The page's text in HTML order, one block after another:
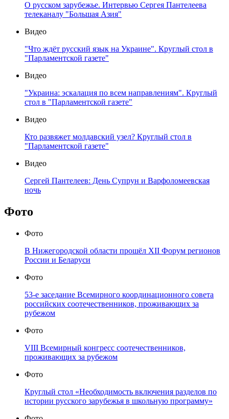
О русском зарубежье. Интервью Сергея Пантелеева
телеканалу "Большая Азия"
Видео
"Что ждёт русский язык на Украине". Круглый стол в
"Парламентской газете"
Видео
"Украина: эскалация по всем направлениям". Круглый
стол в "Парламентской газете"
Видео
Кто развяжет молдавский узел? Круглый стол в
"Парламентской газете"
Видео
Сергей Пантелеев: День Супрун и Варфоломеевская
ночь
Фото
Фото
В Нижегородской области прошёл XII Форум регионов
России и Беларуси
Фото
53-е заседание Всемирного координационного совета
российских соотечественников, проживающих за
рубежом
Фото
VIII Всемирный конгресс соотечественников,
проживающих за рубежом
Фото
Круглый стол «Необходимость включения разделов по
истории русского зарубежья в школьную программу»